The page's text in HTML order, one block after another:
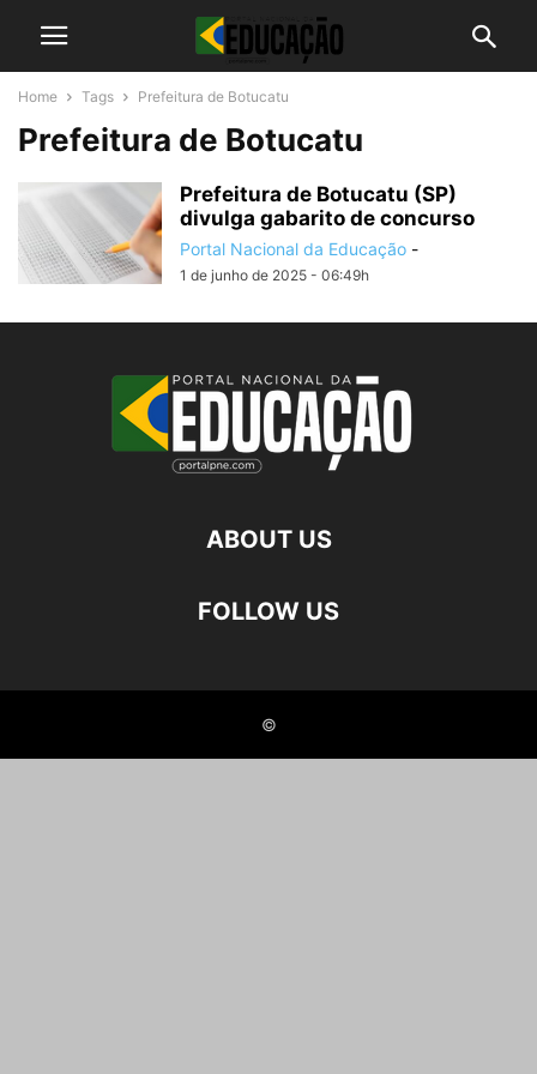
Home Tags Prefeitura de Botucatu
Prefeitura de Botucatu
Prefeitura de Botucatu (SP)
divulga gabarito de concurso
Portal Nacional da Educação -
1 de junho de 2025 - 06:49h
ABOUT US
FOLLOW US
©